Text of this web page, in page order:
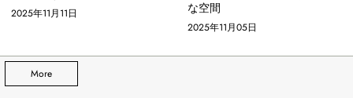
2025年11月11日
な空間
2025年11月05日
More